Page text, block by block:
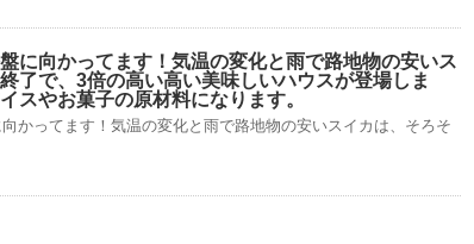
に向かってます！気温の変化と雨で路地物の安いス
了で、3倍の高い高い美味しいハウスが登場しま
スやお菓子の原材料になります。
かってます！気温の変化と雨で路地物の安いスイカは、そろそ